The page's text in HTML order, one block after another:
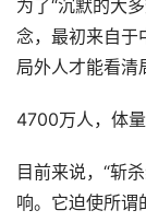
为了“沉默的大
念，最初来自
局外人才能看清
4700万人，体
目前来说，“斩
响。它迫使所谓